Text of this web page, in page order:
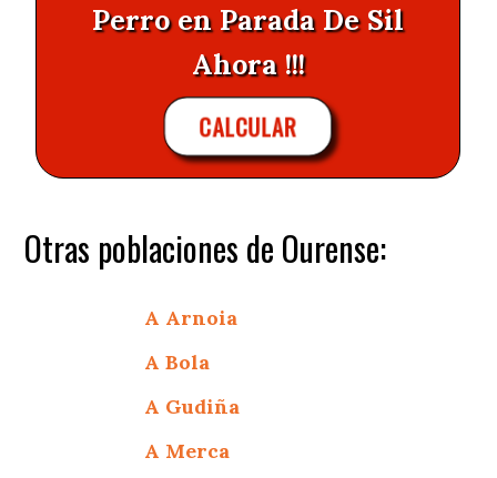
Perro en Parada De Sil
Ahora !!!
CALCULAR
Otras poblaciones de Ourense:
A Arnoia
A Bola
A Gudiña
A Merca